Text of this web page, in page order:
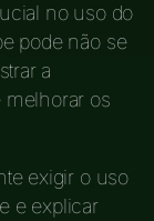
no uso do
pode não se
a
melhorar os
exigir o uso
e explicar